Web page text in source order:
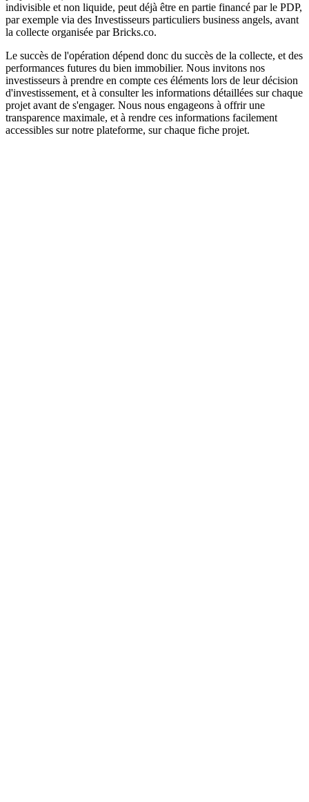
indivisible et non liquide, peut déjà être en partie financé par le PDP,
par exemple via des Investisseurs particuliers business angels, avant
la collecte organisée par Bricks.co.
Le succès de l'opération dépend donc du succès de la collecte, et des
performances futures du bien immobilier. Nous invitons nos
investisseurs à prendre en compte ces éléments lors de leur décision
d'investissement, et à consulter les informations détaillées sur chaque
projet avant de s'engager. Nous nous engageons à offrir une
transparence maximale, et à rendre ces informations facilement
accessibles sur notre plateforme, sur chaque fiche projet.